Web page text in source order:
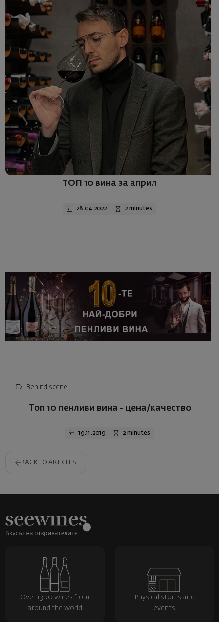
Selection of month
ТОП 10 вина за април
28.04.2022 2 minutes
Behind scene
Топ 10 пенливи вина - цена/качество
19.11.2019 2 minutes
BACK TO ARTICLES
Over 1300 wines from
around the world
Physical stores and
events